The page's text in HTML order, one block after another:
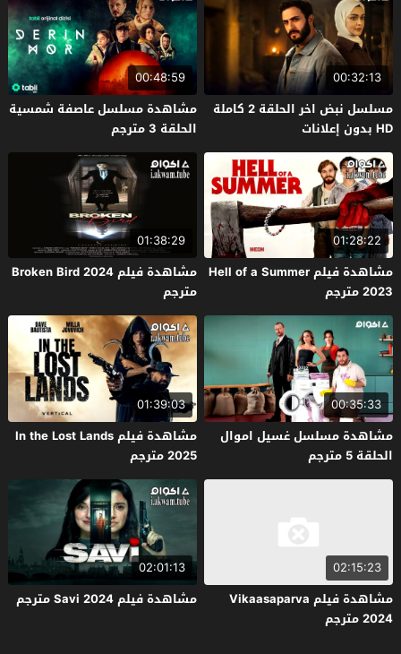
00:32:13
مسلسل نبض اخر الحلقة 2 كاملة
HD بدون إعلانات
00:48:59
مشاهدة مسلسل عاصفة شمسية
الحلقة 3 مترجم
01:28:22
مشاهدة فيلم Hell of a Summer
2023 مترجم
01:38:29
مشاهدة فيلم Broken Bird 2024
مترجم
00:35:33
مشاهدة مسلسل غسيل اموال
الحلقة 5 مترجم
01:39:03
مشاهدة فيلم In the Lost Lands
2025 مترجم
02:15:23
مشاهدة فيلم Vikaasaparva
2024 مترجم
02:01:13
مشاهدة فيلم Savi 2024 مترجم